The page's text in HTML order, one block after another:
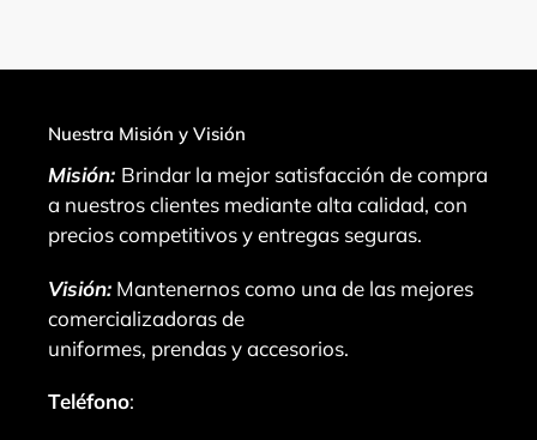
Nuestra Misión y Visión
Misión: Brindar la mejor satisfacción de compra
a nuestros clientes mediante alta calidad, con
precios competitivos y entregas seguras.
Visión: Mantenernos como una de las mejores
comercializadoras de
uniformes, prendas y accesorios.
Teléfono: